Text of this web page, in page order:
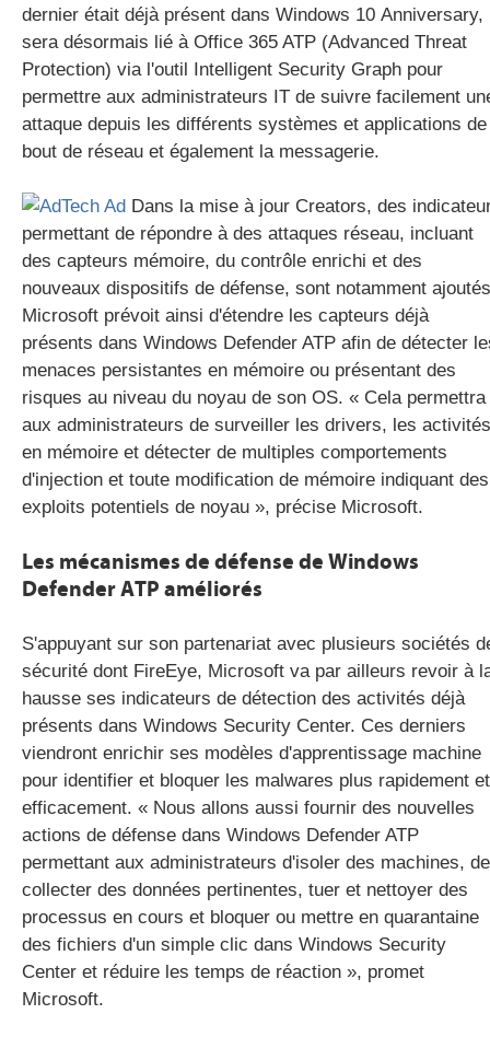
dernier était déjà présent dans Windows 10 Anniversary,
sera désormais lié à Office 365 ATP (Advanced Threat
Protection) via l'outil Intelligent Security Graph pour
permettre aux administrateurs IT de suivre facilement
attaque depuis les différents systèmes et applications de
bout de réseau et également la messagerie.
Dans la mise à jour Creators, des
permettant de répondre à des attaques réseau, incluant
des capteurs mémoire, du contrôle enrichi et des
nouveaux dispositifs de défense, sont notamment
Microsoft prévoit ainsi d'étendre les capteurs déjà
présents dans Windows Defender ATP afin de détecter
menaces persistantes en mémoire ou présentant des
risques au niveau du noyau de son OS. « Cela permettra
aux administrateurs de surveiller les drivers, les activités
en mémoire et détecter de multiples comportements
d'injection et toute modification de mémoire indiquant des
exploits potentiels de noyau », précise Microsoft.
Les mécanismes de défense de Windows
Defender ATP améliorés
S'appuyant sur son partenariat avec plusieurs sociétés
sécurité dont FireEye, Microsoft va par ailleurs revoir à
hausse ses indicateurs de détection des activités déjà
présents dans Windows Security Center. Ces derniers
viendront enrichir ses modèles d'apprentissage machine
pour identifier et bloquer les malwares plus rapidement et
efficacement. « Nous allons aussi fournir des nouvelles
actions de défense dans Windows Defender ATP
permettant aux administrateurs d'isoler des machines, de
collecter des données pertinentes, tuer et nettoyer des
processus en cours et bloquer ou mettre en quarantaine
des fichiers d'un simple clic dans Windows Security
Center et réduire les temps de réaction », promet
Microsoft.